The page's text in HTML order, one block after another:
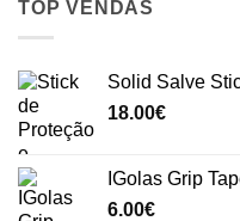
TOP VENDAS
Solid Salve
18.00€
IGolas Grip
6.00€